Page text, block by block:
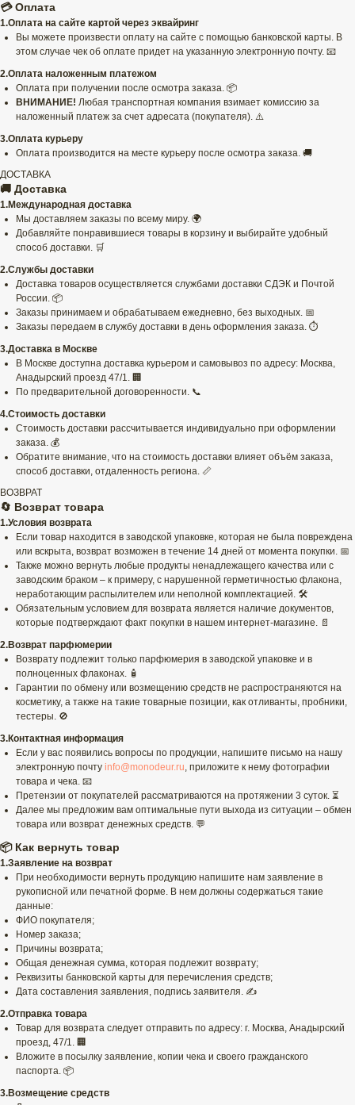
💳 Оплата
1.Оплата на сайте картой через эквайринг
Вы можете произвести оплату на сайте с помощью банковской карты. В
этом случае чек об оплате придет на указанную электронную почту. 📧
2.Оплата наложенным платежом
Оплата при получении после осмотра заказа. 📦
ВНИМАНИЕ! Любая транспортная компания взимает комиссию за
наложенный платеж за счет адресата (покупателя). ⚠️
3.Оплата курьеру
Оплата производится на месте курьеру после осмотра заказа. 🚚
ДОСТАВКА
🚚 Доставка
1.Международная доставка
Мы доставляем заказы по всему миру. 🌍
Добавляйте понравившиеся товары в корзину и выбирайте удобный
способ доставки. 🛒
2.Службы доставки
Доставка товаров осуществляется службами доставки СДЭК и Почтой
России. 📦
Заказы принимаем и обрабатываем ежедневно, без выходных. 📅
Заказы передаем в службу доставки в день оформления заказа. ⏱️
3.Доставка в Москве
В Москве доступна доставка курьером и самовывоз по адресу: Москва,
Анадырский проезд 47/1. 🏢
По предварительной договоренности. 📞
4.Стоимость доставки
Стоимость доставки рассчитывается индивидуально при оформлении
заказа. 💰
Обратите внимание, что на стоимость доставки влияет объём заказа,
способ доставки, отдаленность региона. 📏
ВОЗВРАТ
🔄 Возврат товара
1.Условия возврата
Если товар находится в заводской упаковке, которая не была повреждена
или вскрыта, возврат возможен в течение 14 дней от момента покупки. 📅
Также можно вернуть любые продукты ненадлежащего качества или с
заводским браком – к примеру, с нарушенной герметичностью флакона,
неработающим распылителем или неполной комплектацией. 🛠️
Обязательным условием для возврата является наличие документов,
которые подтверждают факт покупки в нашем интернет-магазине. 📄
2.Возврат парфюмерии
Возврату подлежит только парфюмерия в заводской упаковке и в
полноценных флаконах. 🧴
Гарантии по обмену или возмещению средств не распространяются на
косметику, а также на такие товарные позиции, как отливанты, пробники,
тестеры. 🚫
3.Контактная информация
Если у вас появились вопросы по продукции, напишите письмо на нашу
электронную почту info@monodeur.ru, приложите к нему фотографии
товара и чека. 📧
Претензии от покупателей рассматриваются на протяжении 3 суток. ⏳
Далее мы предложим вам оптимальные пути выхода из ситуации – обмен
товара или возврат денежных средств. 💬
📦 Как вернуть товар
1.Заявление на возврат
При необходимости вернуть продукцию напишите нам заявление в
рукописной или печатной форме. В нем должны содержаться такие
данные:
ФИО покупателя;
Номер заказа;
Причины возврата;
Общая денежная сумма, которая подлежит возврату;
Реквизиты банковской карты для перечисления средств;
Дата составления заявления, подпись заявителя. ✍️
2.Отправка товара
Товар для возврата следует отправить по адресу: г. Москва, Анадырский
проезд, 47/1. 🏢
Вложите в посылку заявление, копии чека и своего гражданского
паспорта. 📦
3.Возмещение средств